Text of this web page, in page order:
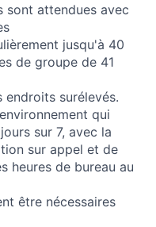
sont attendues avec
jusqu'à 40
de groupe de 41
surélevés.
qui
sur 7, avec la
sur appel et de
heures de bureau au
être nécessaires